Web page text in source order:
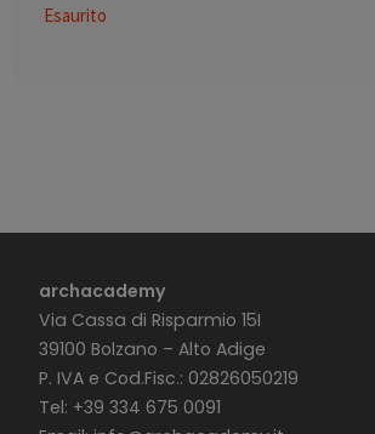
Esaurito
archacademy
Via Cassa di Risparmio 15I
39100 Bolzano – Alto Adige
P. IVA e Cod.Fisc.: 02826050219
Tel: +39 334 675 0091